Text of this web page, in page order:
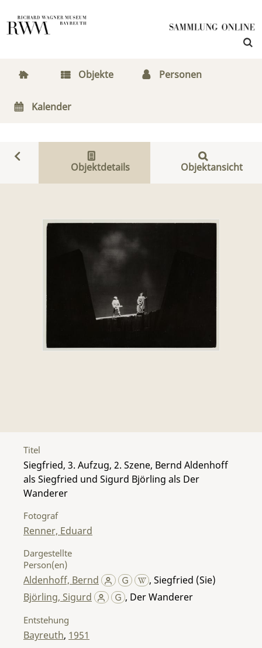
Objekte Personen
Kalender
Objektdetails Objektansicht
Titel
Siegfried, 3. Aufzug, 2. Szene, Bernd Aldenhoff
als Siegfried und Sigurd Björling als Der
Wanderer
Fotograf
Renner, Eduard
Dargestellte
Person(en)
Aldenhoff, Bernd , Siegfried (Sie)
Björling, Sigurd
, Der Wanderer
Entstehung
Bayreuth, 1951